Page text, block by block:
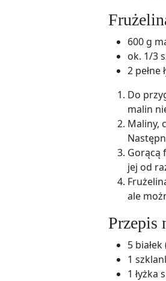
600 g
ok. 1/3
2 pełne
Do
malin
Maliny,
Gorącą
jej od
ale
Przepis
5
1
1 łyżka